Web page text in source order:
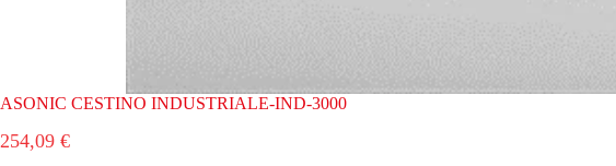
ASONIC CESTINO INDUSTRIALE-IND-3000
254,09 €